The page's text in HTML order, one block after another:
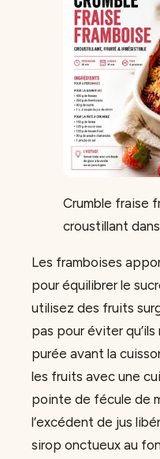
Crumble fraise
croustillant
Les framboises
pour équilibrer le
utilisez des fruits
pas pour éviter
purée avant la
les fruits avec une
pointe de fécule de
l’excédent de jus
sirop onctueux au